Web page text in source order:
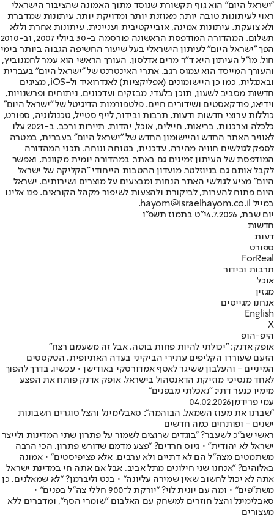
"ישראל היום" הוא גוף תקשורת שנוסד מתוך האמונה שהציבור הישראלי
ראוי לעיתונות טובה יותר, מאוזנת יותר ומדויקת יותר. עיתונות שמדברת
ולא צועקת. עיתונות אמינה, אובייקטיבית ועניינית. עיתונות אחרת וללא
תשלום. המהדורה המודפסת הראשונה פורסמה ב-30 ביולי 2007, וב-2010
הפך "ישראל היום" לעיתון הישראלי בעל שיעור החשיפה הגבוה ביותר בימי
חול. מו"ל העיתון היא ד"ר מרים אדלסון. העורך הראשי הוא עמר לחמנוביץ,
והעורך המייסד הוא עמוס רגב. אתרי האינטרנט של "ישראל היום" בעברית
ובאנגלית, כמו כן היישומונים (אפליקציות) לאנדרואיד ול-iOS, מציגים
חדשות מסביב לשעון, תוכן בלעדי, מבזקים ועדכונים, ניתוחים ופרשנויות,
וידיאו, פודקאסטים ושידורים חיים. פלטפורמות הדיגיטל של "ישראל היום"
כוללות ערוצי חדשות ודעות, תרבות ובידור, לייף סטייל, טכנולוגיה, ספורט,
כלכלה וצרכנות, בריאות, חיילים, אוכל, יהדות, תיירות ורכב. ב-2021 עלו
לאוויר האתר החדש והיישומון החדש של "ישראל היום" בעברית, במטרה
לספק לגולשים חוויה מהירה, עדכנית, בטוחה ונוחה. תכני המהדורה
המודפסת של העיתון זמינים גם באתר, במהדורה יומית מקוונת, ואפשר
לקבל אותם גם בניוזלטר. מועדון ההטבות הייחודי "הקליקה של ישראל
היום" מציע לגולשי האתר הנחות ומבצעים על מוצרים ושירותים. ישראל
היום פתוח להערות, לביקורת ולהצעות לשיפור מקהל הקוראים. פנו אלינו
במייל hayom@israelhayom.co.il.
יום שבת, 4.7.2026
י"ט בתמוז תשפ"ו
חדשות
דעות
ספורט
ForReal
תרבות ובידור
אוכל
מגזין
אנחנו מגייסים
English
X
היפ-הופ
אופק אדנק: "יכולתי להיות פחות בוטה, אבל זה משעמם רצח"
הזעם שעוררו הקליפים עתירי הביקיני בעדה האתיופית, הטקסטים
המיניים - והעלבון ששיגר לאסף אמדורסקי באודישן • עכשיו, בדרך להפוך
לאחד מנסיכי מוזיקת הדאנסהול בישראל, אופק אדנק פותח את הפצע
מימיו כנער דתי: "נאכלתי מבפנים"
עמי פרידמן04.02.2026
"שברנו את מעוז השמאל, הבוהמה": סאבלימינל והצל סוגרים חשבונות
ישנים - ופותחים כמה חדשים
ראשי שב"כ לשעבר? "בוגדים שרוצים לשמור על פתרון שתי המדינות ולייצר
ישראל לא יהודית" • גיוס חרדים? "פצע מדמם שדורש פתרון, הכי הרבה
משתמטים מצה"ל הם לא דתיים ולא ערבים, אלא פציפיסטים" • אמונה
באלוהים? "אנחנו שני חילונים מתל אביב, אבל אם אתה חי במדינת ישראל
אתה לא יכול לחשוב שאין שמירה עליונה" • בנט וליברמן? "לא שמאלנים, כן
משת"פים" • ומה עם יונית לוי? "יורקת ל־900 חללי צה"ל בפנים" •
סאבלימינל והצל חוזרים למשחק עם האלבום "שומרי הסף", ומדברים ללא
מעצורים